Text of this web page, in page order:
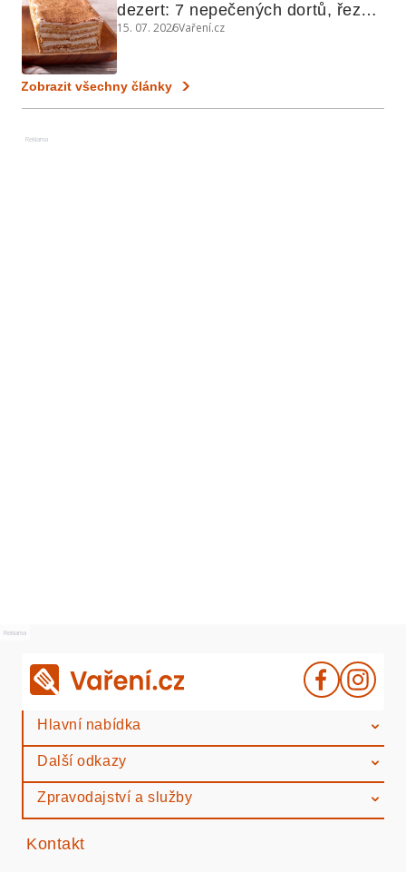
dezert: 7 nepečených dortů, řezů
a koláčů
15. 07. 2026Vaření.cz
Zobrazit všechny články
Reklama
Reklama
Hlavní nabídka
Další odkazy
Zpravodajství a služby
Kontakt